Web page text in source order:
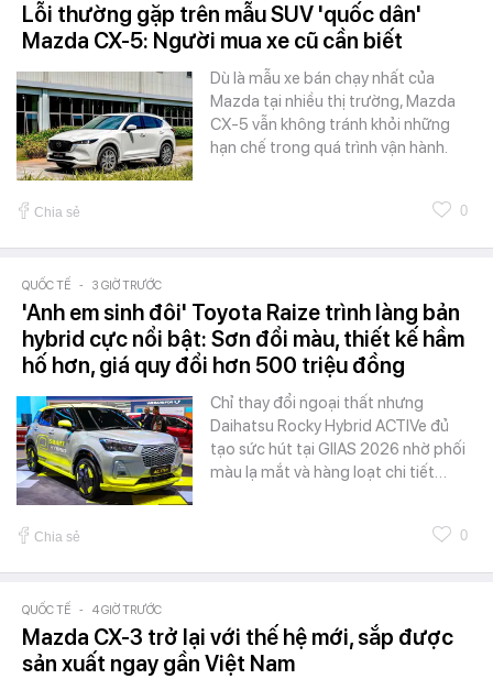
Lỗi thường gặp trên mẫu SUV 'quốc dân'
Mazda CX-5: Người mua xe cũ cần biết
Dù là mẫu xe bán chạy nhất của
Mazda tại nhiều thị trường, Mazda
CX-5 vẫn không tránh khỏi những
hạn chế trong quá trình vận hành.
Chia sẻ 0
QUỐC TẾ - 3 GIỜ TRƯỚC
'Anh em sinh đôi' Toyota Raize trình làng bản
hybrid cực nổi bật: Sơn đổi màu, thiết kế hầm
hố hơn, giá quy đổi hơn 500 triệu đồng
Chỉ thay đổi ngoại thất nhưng
Daihatsu Rocky Hybrid ACTIVe đủ
tạo sức hút tại GIIAS 2026 nhờ phối
màu lạ mắt và hàng loạt chi tiết…
Chia sẻ 0
QUỐC TẾ - 4 GIỜ TRƯỚC
Mazda CX-3 trở lại với thế hệ mới, sắp được
sản xuất ngay gần Việt Nam